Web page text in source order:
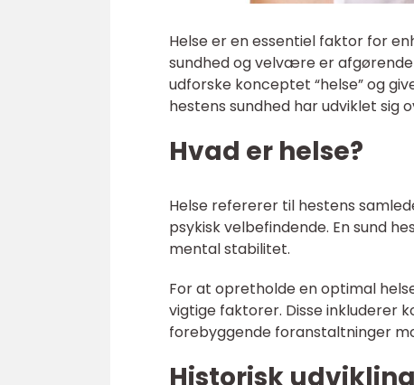
Helse er en essentiel faktor for
sundhed og velvære er
udforske konceptet “helse” og
hestens sundhed har udviklet sig
Hvad er helse?
Helse refererer til hestens
psykisk velbefindende. En sund
mental stabilitet.
For at opretholde en optimal
vigtige faktorer. Disse
forebyggende foranstaltninger
Historisk